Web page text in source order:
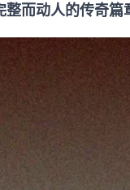
而动人的传奇篇